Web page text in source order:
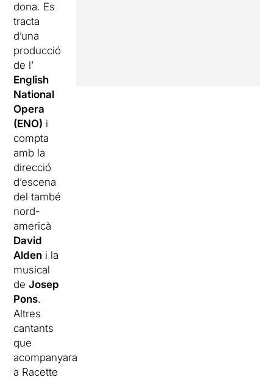
dona. Es
tracta
d’una
producció
de l’
English
National
Opera
(ENO) i
compta
amb la
direcció
d’escena
del també
nord-
americà
David
Alden i la
musical
deJosep
Pons.
Altres
cantants
que
acompanyaran
a Racette